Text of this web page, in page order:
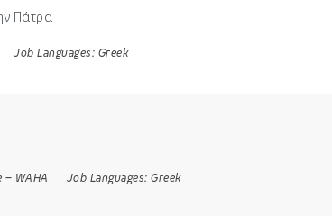
Πάτρα
Job Languages: Greek
– WAHA Job Languages: Greek